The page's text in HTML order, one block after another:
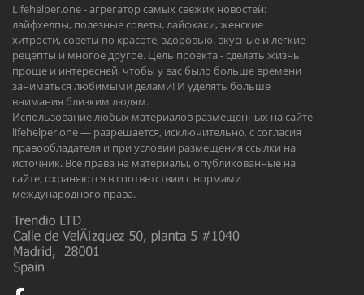
Lifehelper.one - агрегатор самых свежих новостей:
лайфхелпы, полезные советы, лайфхаки, женские
хитрости, советы по красоте, здоровью. вкусные и легкие
рецепты и многое другое. Цель проекта - сделать жизнь
проще и интересней, чтобы у вас было больше времени
заниматься любимыми делами! И уделять больше
внимания близким людям.
Использование любых материалов размещенных на сайте
lifehelper.one — разрешается, исключительно, с согласия
правообладателя и при условии размещения ссылки на
источник. Все права на материалы, опубликованные на
сайте, охраняются в соответствии с нормами
международного права.